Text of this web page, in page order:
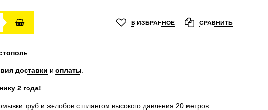
В ИЗБРАННОЕ СРАВНИТЬ
доставки и оплаты
2 года!
труб и желобов с шлангом высокого давления 20 метров